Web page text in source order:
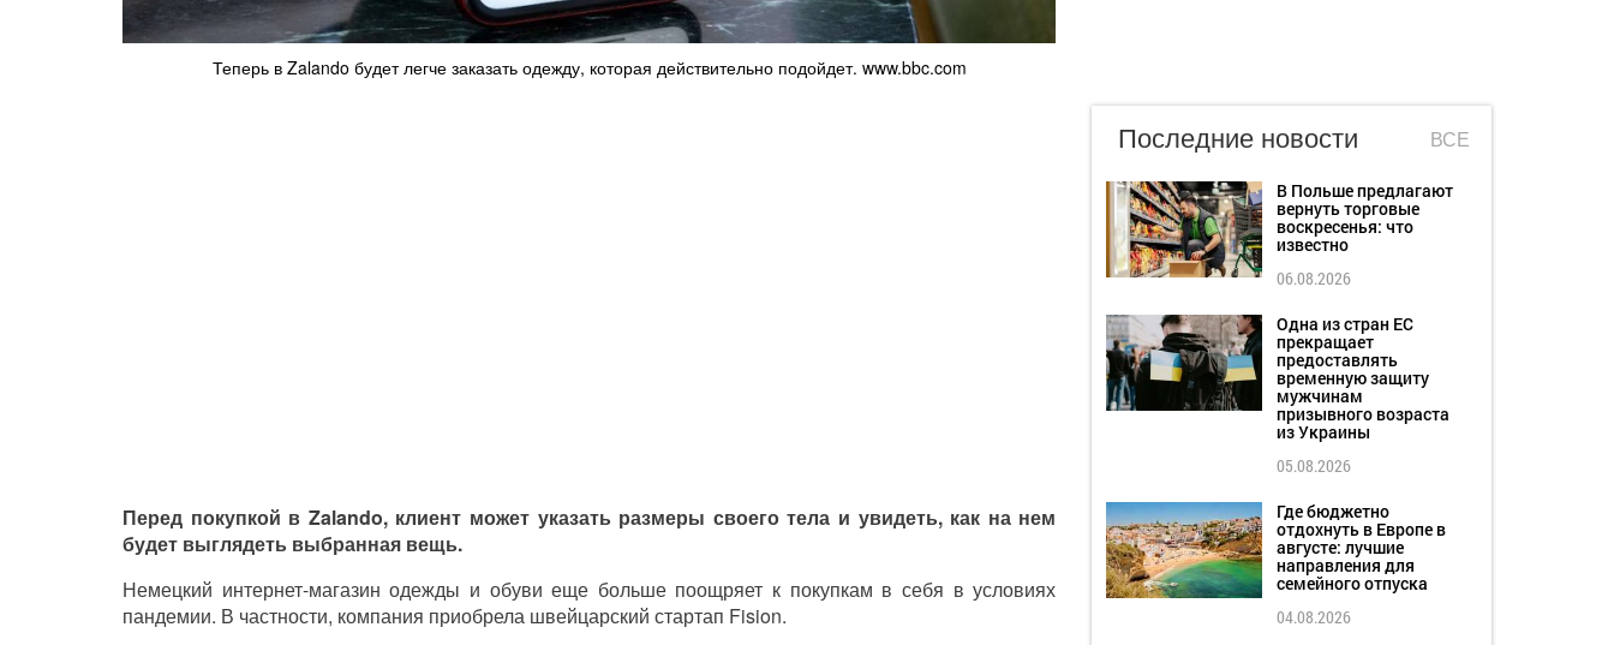
Теперь в Zalando будет легче заказать одежду, которая действительно подойдет. www.bbc.com
Перед покупкой в Zalando, клиент может указать размеры своего тела и увидеть, как на нем
будет выглядеть выбранная вещь.
Немецкий интернет-магазин одежды и обуви еще больше поощряет к покупкам в себя в условиях
пандемии. В частности, компания приобрела швейцарский стартап Fision.
Последние новости ВСЕ
В Польше предлагают
вернуть торговые
воскресенья: что
известно
06.08.2026
Одна из стран ЕС
прекращает
предоставлять
временную защиту
мужчинам
призывного возраста
из Украины
05.08.2026
Где бюджетно
отдохнуть в Европе в
августе: лучшие
направления для
семейного отпуска
04.08.2026